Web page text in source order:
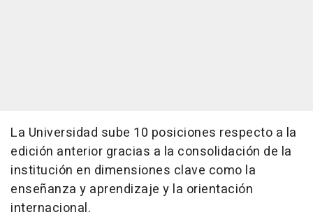
La Universidad sube 10 posiciones respecto a la
edición anterior gracias a la consolidación de la
institución en dimensiones clave como la
enseñanza y aprendizaje y la orientación
internacional.